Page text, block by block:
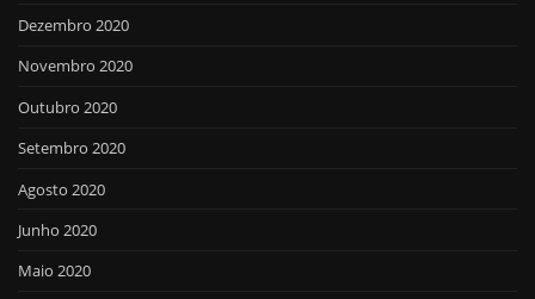
Dezembro 2020
Novembro 2020
Outubro 2020
Setembro 2020
Agosto 2020
Junho 2020
Maio 2020